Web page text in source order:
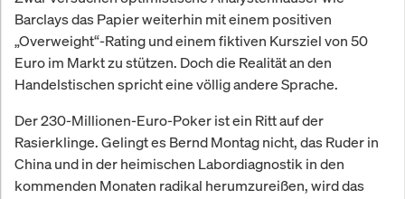
Barclays das Papier weiterhin mit einem positiven
„Overweight“-Rating und einem fiktiven Kursziel von 50
Euro im Markt zu stützen. Doch die Realität an den
Handelstischen spricht eine völlig andere Sprache.
Der 230-Millionen-Euro-Poker ist ein Ritt auf der
Rasierklinge. Gelingt es Bernd Montag nicht, das Ruder in
China und in der heimischen Labordiagnostik in den
kommenden Monaten radikal herumzureißen, wird das